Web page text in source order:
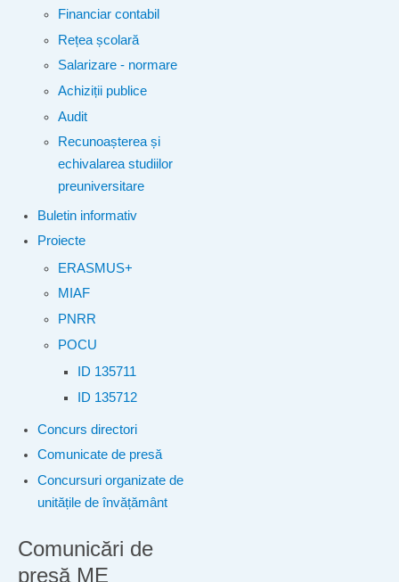
Financiar contabil
Rețea școlară
Salarizare - normare
Achiziții publice
Audit
Recunoașterea și
echivalarea studiilor
preuniversitare
Buletin informativ
Proiecte
ERASMUS+
MIAF
PNRR
POCU
ID 135711
ID 135712
Concurs directori
Comunicate de presă
Concursuri organizate de
unitățile de învățământ
Comunicări de
presă ME